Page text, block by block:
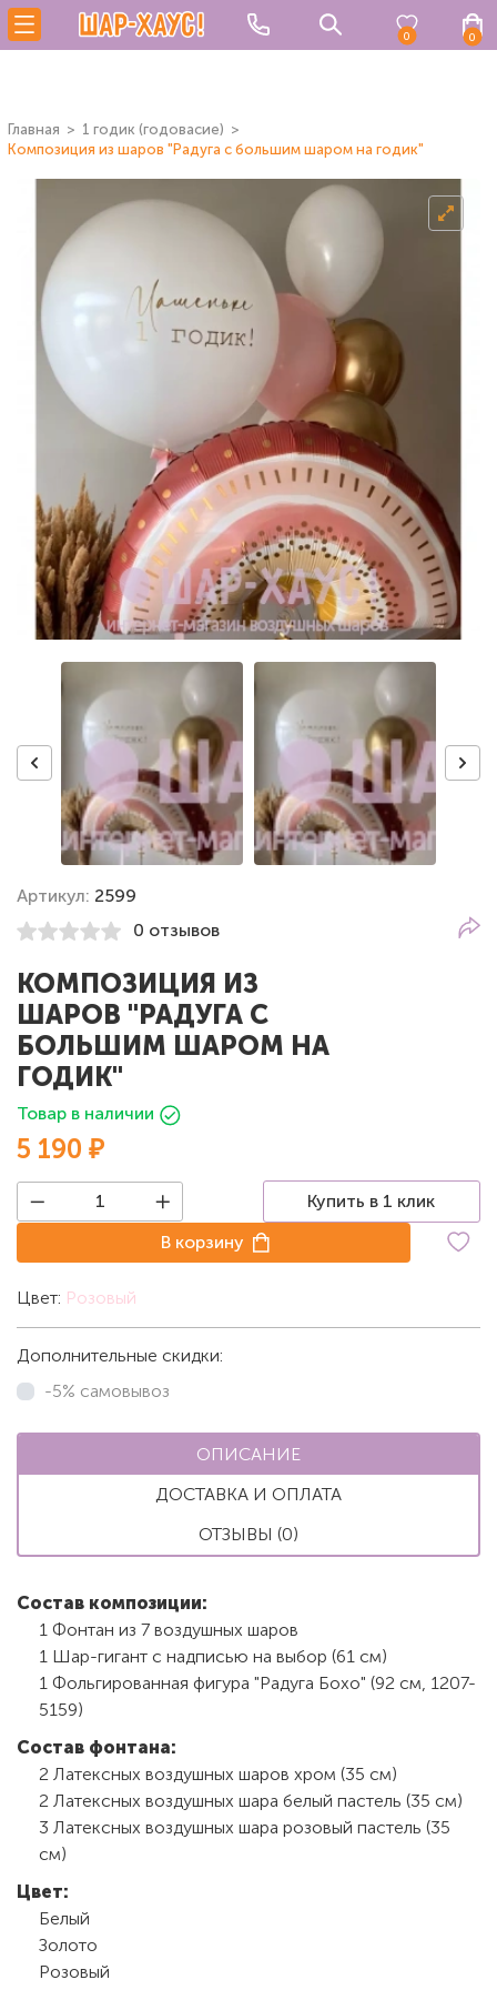
0 0
Главная
1 годик (годовасие)
Композиция из шаров "Радуга с большим шаром на годик"
Артикул: 2599
0 отзывов
КОМПОЗИЦИЯ ИЗ
ШАРОВ "РАДУГА С
БОЛЬШИМ ШАРОМ НА
ГОДИК"
Товар в наличии
5 190 ₽
Купить в 1 клик
В корзину
Цвет: Розовый
Дополнительные скидки:
-5% самовывоз
ОПИСАНИЕ
ДОСТАВКА И ОПЛАТА
ОТЗЫВЫ (0)
Состав композиции:
1 Фонтан из 7 воздушных шаров
1 Шар-гигант с надписью на выбор (61 см)
1 Фольгированная фигура "Радуга Бохо" (92 см, 1207-
5159)
Состав фонтана:
2 Латексных воздушных шаров хром (35 см)
2 Латексных воздушных шара белый пастель (35 см)
3 Латексных воздушных шара розовый пастель (35
см)
Цвет:
Белый
Золото
Розовый